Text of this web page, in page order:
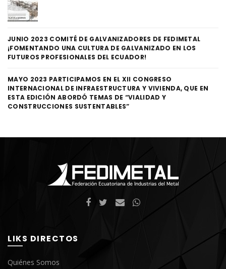
JUNIO 2023 COMITÉ DE GALVANIZADORES DE FEDIMETAL
¡FOMENTANDO UNA CULTURA DE GALVANIZADO EN LOS
FUTUROS PROFESIONALES DEL ECUADOR!
MAYO 2023 PARTICIPAMOS EN EL XII CONGRESO
INTERNACIONAL DE INFRAESTRUCTURA Y VIVIENDA, QUE EN
ESTA EDICIÓN ABORDÓ TEMAS DE “VIALIDAD Y
CONSTRUCCIONES SUSTENTABLES”
LIKS DIRECTOS
Quiénes Somos